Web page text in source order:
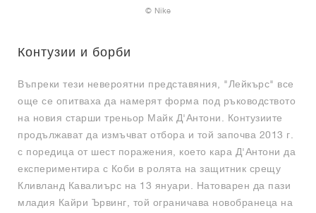
© Nike
Контузии и борби
Въпреки тези невероятни представяния, "Лейкърс" все
още се опитваха да намерят форма под ръководството
на новия старши треньор Майк Д'Антони. Контузиите
продължават да измъчват отбора и той започва 2013 г.
с поредица от шест поражения, което кара Д'Антони да
експериментира с Коби в ролята на защитник срещу
Кливланд Кавалиърс на 13 януари. Натоварен да пази
младия Кайри Ървинг, той ограничава новобранеца на